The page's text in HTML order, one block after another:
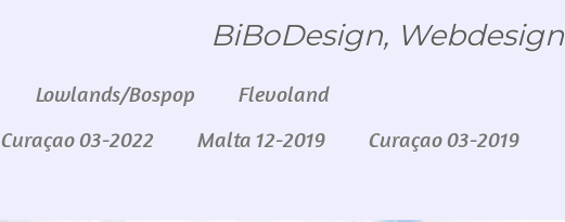
BiBoDesign, Webdesign
Lowlands/Bospop
Flevoland
Curaçao 03-2022 Malta 12-2019
Curaçao 03-2019